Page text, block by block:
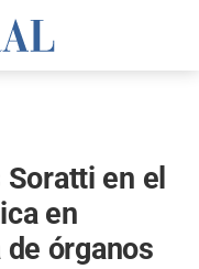
en el
en
órganos